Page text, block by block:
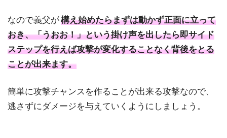
なので義父が構え始めたらまずは動かず正面に立って
おき、「うおお！」という掛け声を出したら即サイド
ステップを行えば攻撃が変化することなく背後をとる
ことが出来ます。
簡単に攻撃チャンスを作ることが出来る攻撃なので、
逃さずにダメージを与えていくようにしましょう。